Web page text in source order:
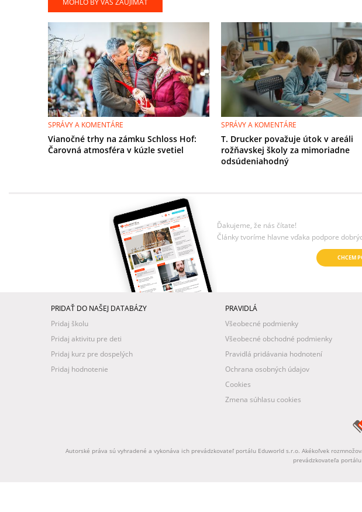
SPRÁVY A KOMENTÁRE
Vianočné trhy na zámku Schloss Hof:
Čarovná atmosféra v kúzle svetiel
SPRÁVY A KOMENTÁRE
T. Drucker považuje útok v areáli
rožňavskej školy za mimoriadne
odsúdeniahodný
Ďakujeme, že nás čítate!
Články tvoríme hlavne vďaka podpore
CHCEM
PRIDAŤ DO NAŠEJ DATABÁZY
Pridaj školu
Pridaj aktivitu pre deti
Pridaj kurz pre dospelých
Pridaj hodnotenie
PRAVIDLÁ
Všeobecné podmienky
Všeobecné obchodné podmienky
Pravidlá pridávania hodnotení
Ochrana osobných údajov
Cookies
Zmena súhlasu cookies
Autorské práva sú vyhradené a vykonáva ich prevádzkovateľ portálu Eduworld s.r.o. Akékoľvek
prevádzkovateľa